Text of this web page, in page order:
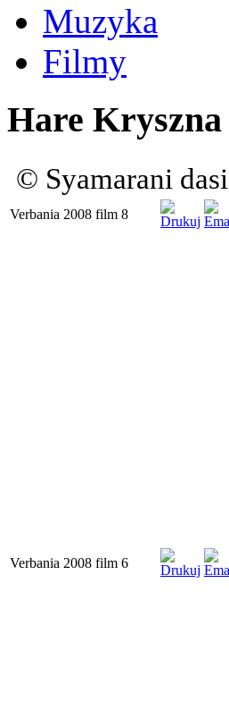
Muzyka
Filmy
Hare Kryszna
© Syamarani dasi
Verbania 2008 film 8
Verbania 2008 film 6